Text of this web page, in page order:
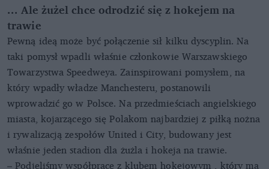
... Ale żużel chce odrodzić się z hokejem na
trawie
Pewną ideą może być połączenie sił kilku dyscyplin. Na
taki pomysł wpadli właśnie członkowie Warszawskiego
Towarzystwa Speedweya. Zainspirowani pomysłem, na
który wpadły władze Manchesteru, postanowili
wprowadzić go w Polsce. Na przedmieściach angielskiego
miasta, kojarzącego się Polakom najbardziej z piłką nożna
i rywalizacją zespołów United i City, budowany jest
właśnie jeden stadion dla żużla i hokeja na trawie.
– Podjęliśmy współpracę z klubem hokejowym , który ma